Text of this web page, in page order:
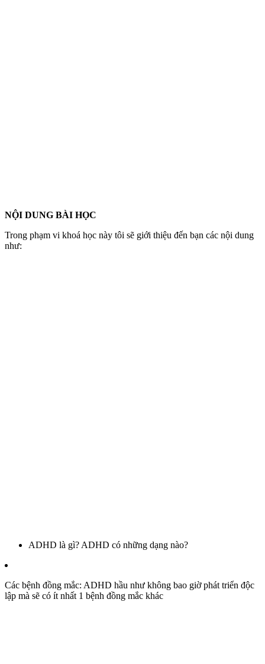
NỘI DUNG BÀI HỌC
Trong phạm vi khoá học này tôi sẽ giới thiệu đến bạn các nội dung
như:
ADHD là gì? ADHD có những dạng nào?
Các bệnh đồng mắc: ADHD hầu như không bao giờ phát triển độc
lập mà sẽ có ít nhất 1 bệnh đồng mắc khác